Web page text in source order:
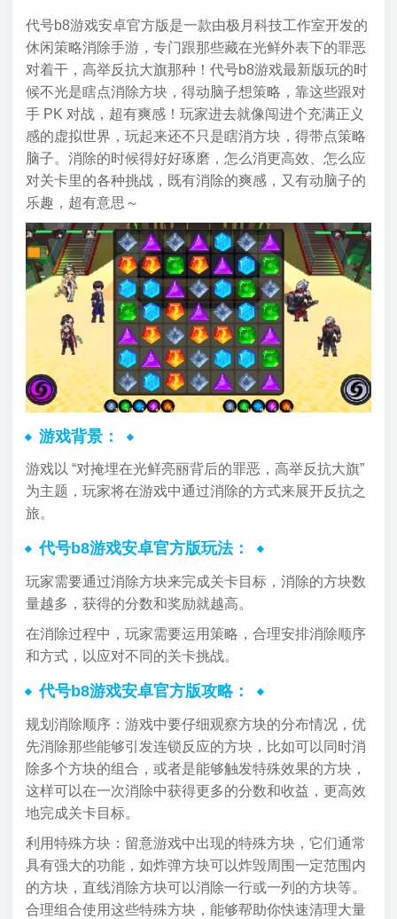
代号b8游戏安卓官方版是一款由极月科技工作室开发的
休闲策略消除手游，专门跟那些藏在光鲜外表下的罪恶
对着干，高举反抗大旗那种！代号b8游戏最新版玩的时
候不光是瞎点消除方块，得动脑子想策略，靠这些跟对
手 PK 对战，超有爽感！玩家进去就像闯进个充满正义
感的虚拟世界，玩起来还不只是瞎消方块，得带点策略
脑子。消除的时候得好好琢磨，怎么消更高效、怎么应
对关卡里的各种挑战，既有消除的爽感，又有动脑子的
乐趣，超有意思～
游戏背景：
游戏以 “对掩埋在光鲜亮丽背后的罪恶，高举反抗大旗”
为主题，玩家将在游戏中通过消除的方式来展开反抗之
旅。
代号b8游戏安卓官方版玩法：
玩家需要通过消除方块来完成关卡目标，消除的方块数
量越多，获得的分数和奖励就越高。
在消除过程中，玩家需要运用策略，合理安排消除顺序
和方式，以应对不同的关卡挑战。
代号b8游戏安卓官方版攻略：
规划消除顺序：游戏中要仔细观察方块的分布情况，优
先消除那些能够引发连锁反应的方块，比如可以同时消
除多个方块的组合，或者是能够触发特殊效果的方块，
这样可以在一次消除中获得更多的分数和收益，更高效
地完成关卡目标。
利用特殊方块：留意游戏中出现的特殊方块，它们通常
具有强大的功能，如炸弹方块可以炸毁周围一定范围内
的方块，直线消除方块可以消除一行或一列的方块等。
合理组合使用这些特殊方块，能够帮助你快速清理大量